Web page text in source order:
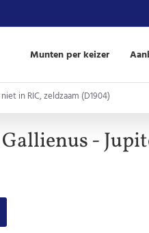
Munten per keizer
in RIC, zeldzaam (D1904)
Gallienus -